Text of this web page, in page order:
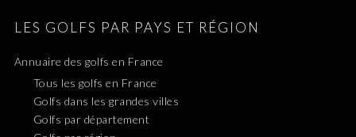
LES GOLFS PAR PAYS ET RÉGION
Annuaire des golfs en France
Tous les golfs en France
Golfs dans les grandes villes
Golfs par département